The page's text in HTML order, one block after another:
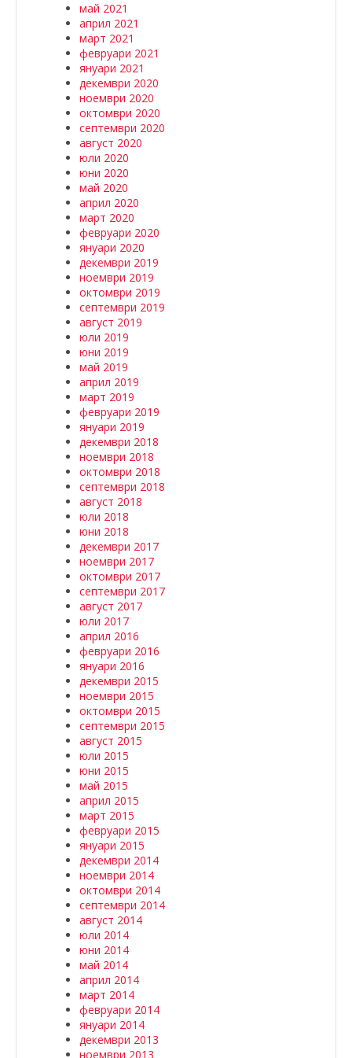
май 2021
април 2021
март 2021
февруари 2021
януари 2021
декември 2020
ноември 2020
октомври 2020
септември 2020
август 2020
юли 2020
юни 2020
май 2020
април 2020
март 2020
февруари 2020
януари 2020
декември 2019
ноември 2019
октомври 2019
септември 2019
август 2019
юли 2019
юни 2019
май 2019
април 2019
март 2019
февруари 2019
януари 2019
декември 2018
ноември 2018
октомври 2018
септември 2018
август 2018
юли 2018
юни 2018
декември 2017
ноември 2017
октомври 2017
септември 2017
август 2017
юли 2017
април 2016
февруари 2016
януари 2016
декември 2015
ноември 2015
октомври 2015
септември 2015
август 2015
юли 2015
юни 2015
май 2015
април 2015
март 2015
февруари 2015
януари 2015
декември 2014
ноември 2014
октомври 2014
септември 2014
август 2014
юли 2014
юни 2014
май 2014
април 2014
март 2014
февруари 2014
януари 2014
декември 2013
ноември 2013